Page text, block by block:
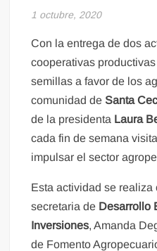
1 octubre, 2020
Con la entrega de dos
cooperativas
semillas a favor de los
comunidad de Santa
de la presidenta Laura
cada fin de semana
impulsar el sector
Esta actividad se
secretaria de Desarrollo
Inversiones, Amanda
de Fomento